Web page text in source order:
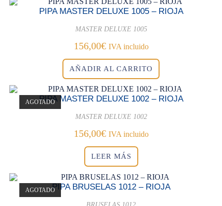
PIPA MASTER DELUXE 1005 – RIOJA
MASTER DELUXE 1005
156,00€ IVA incluido
AÑADIR AL CARRITO
AGOTADO
PIPA MASTER DELUXE 1002 – RIOJA
MASTER DELUXE 1002
156,00€ IVA incluido
LEER MÁS
AGOTADOPIPA BRUSELAS 1012 – RIOJA